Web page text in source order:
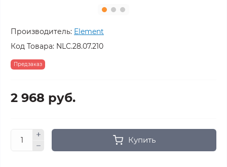
Производитель: Element
Код Товара: NLC.28.07.210
Предзаказ
2 968 руб.
Купить